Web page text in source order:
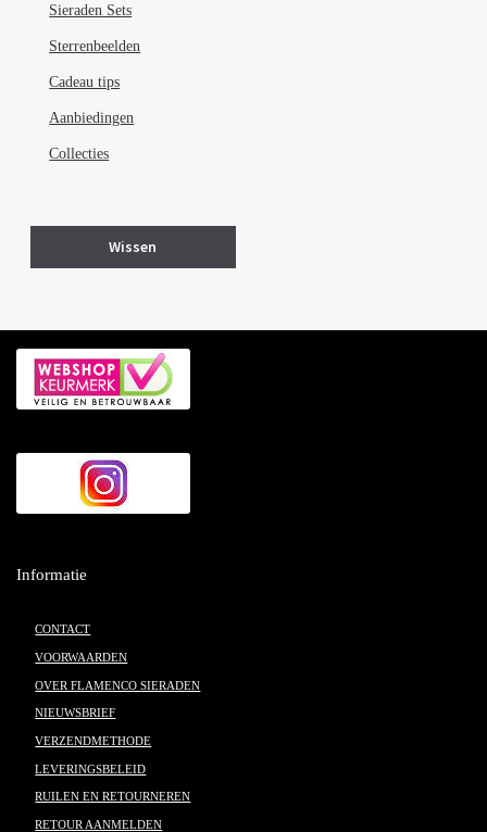
Sieraden Sets
Sterrenbeelden
Cadeau tips
Aanbiedingen
Collecties
Wissen
Informatie
CONTACT
VOORWAARDEN
OVER FLAMENCO SIERADEN
NIEUWSBRIEF
VERZENDMETHODE
LEVERINGSBELEID
RUILEN EN RETOURNEREN
RETOUR AANMELDEN